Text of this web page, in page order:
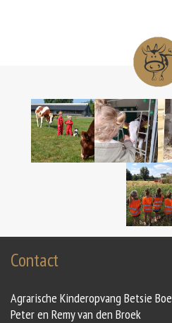
Contact
Agrarische Kinderopvang Betsie Boe
Peter en Remy van den Broek